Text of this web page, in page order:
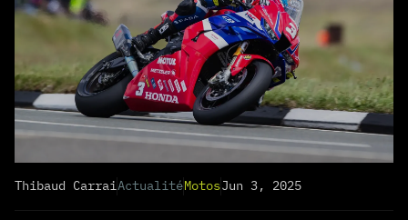
Thibaud CarraiActualitéMotosJun 3, 2025